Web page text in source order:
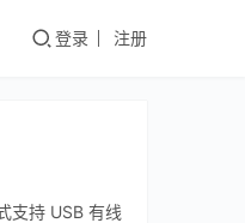
登录 注册
支持 USB 有线